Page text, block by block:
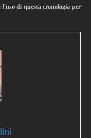
di questa cronologia per